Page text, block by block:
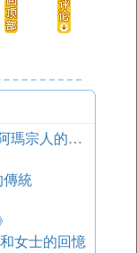
諸神的傳說 第四部 忒修斯的傳說 和阿瑪宗人的戰爭
傳統
女士的回憶